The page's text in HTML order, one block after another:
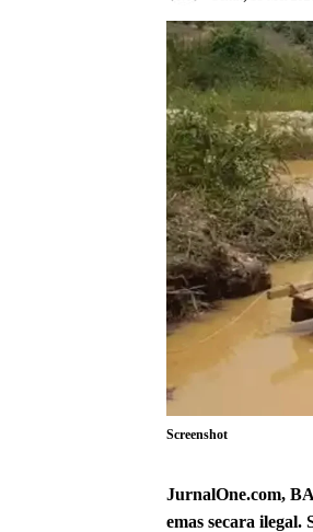
Screenshot
JurnalOne.com,
emas secara